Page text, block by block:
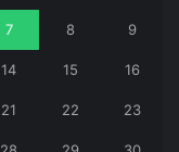
7 8 9
14 15 16
21 22 23